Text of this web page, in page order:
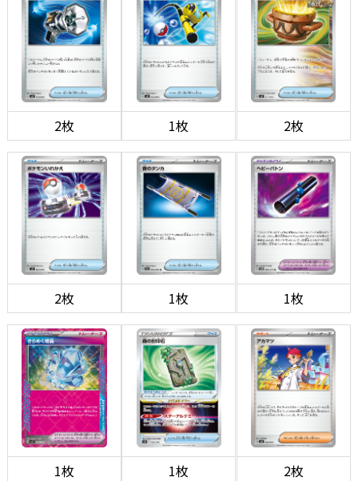
2枚 1枚 2枚
2枚 1枚 1枚
1枚 1枚 2枚